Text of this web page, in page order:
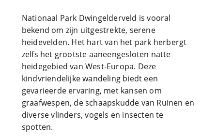
Nationaal Park Dwingelderveld is vooral
bekend om zijn uitgestrekte, serene
heidevelden. Het hart van het park herbergt
zelfs het grootste aaneengesloten natte
heidegebied van West-Europa. Deze
kindvriendelijke wandeling biedt een
gevarieerde ervaring, met kansen om
graafwespen, de schaapskudde van Ruinen en
diverse vlinders, vogels en insecten te
spotten.